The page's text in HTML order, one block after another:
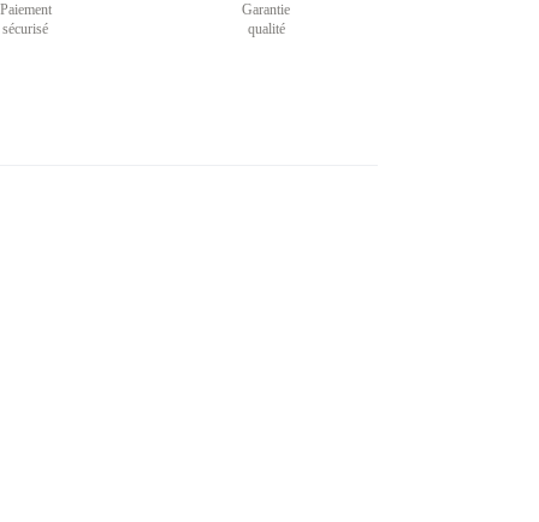
Paiement
sécurisé
Garantie
qualité